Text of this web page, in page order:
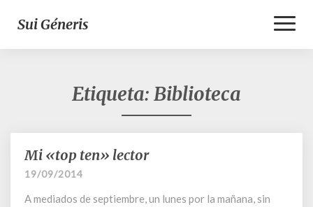
Sui Géneris
Etiqueta: Biblioteca
Mi
«top
lector
Mi «top ten» lector
19/09/2014
A mediados de septiembre, un lunes por la mañana, sin